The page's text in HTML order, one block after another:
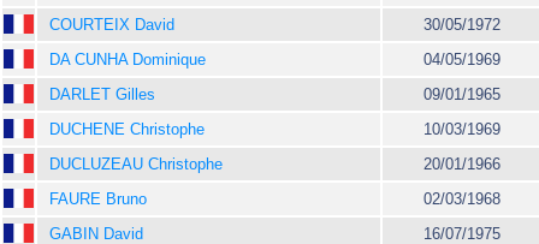
COURTEIX David
30/05/1972
DA CUNHA Dominique
04/05/1969
DARLET Gilles
09/01/1965
DUCHENE Christophe
10/03/1969
DUCLUZEAU Christophe
20/01/1966
FAURE Bruno
02/03/1968
GABIN David
16/07/1975